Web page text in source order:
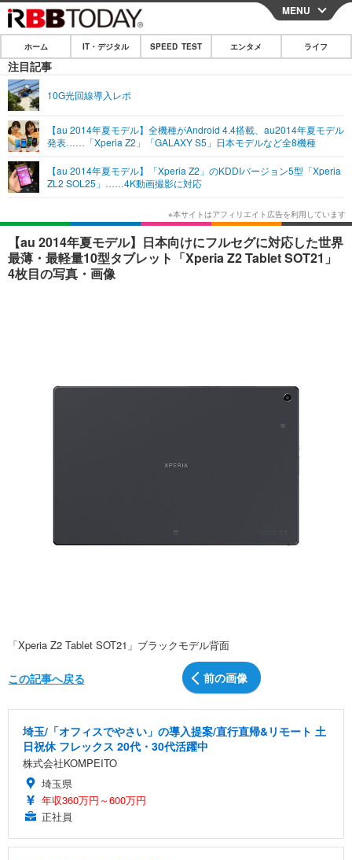
CLOSE
ホーム
IT・デジタル
ネタ ガジェット・ツール
ショッピング その他
SPEED TEST
エンタメ
エンタメTOP
韓国・芸能
音楽 スポーツ
グラビア
ライフ
ライフTOP グルメ
ペット ショッピング
その他
リリース一覧
プッシュ通知の停止方法
MENU
ホーム IT・デジタル SPEED TEST エンタメ ライフ
注目記事
10G光回線導入レポ
【au 2014年夏モデル】全機種がAndroid 4.4搭載、au2014年夏モデル
発表……「Xperia Z2」「GALAXY S5」日本モデルなど全8機種
【au 2014年夏モデル】「Xperia Z2」のKDDIバージョン5型「Xperia
ZL2 SOL25」……4K動画撮影に対応
【au 2014年夏モデル】日本向けにフルセグに対応した世界
最薄・最軽量10型タブレット「Xperia Z2 Tablet SOT21」
4枚目の写真・画像
「Xperia Z2 Tablet SOT21」ブラックモデル背面
前の画像
この記事へ戻る
埼玉/「オフィスでやさい」の導入提案/直行直帰&リモート 土
日祝休 フレックス 20代・30代活躍中
株式会社KOMPEITO
埼玉県
年収360万円～600万円
正社員